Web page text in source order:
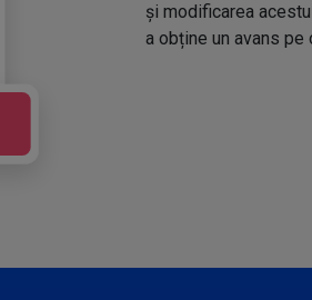
și modificarea
a obține un avans